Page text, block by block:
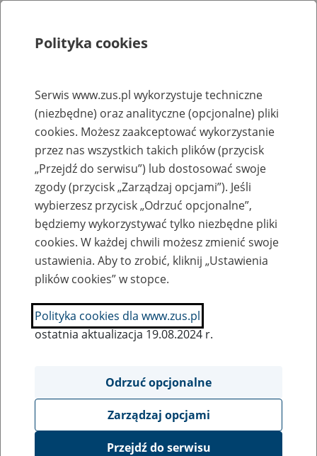
Rejestry, ewidencje i archiwa
Baza zlikwidowanych lub
przekształconych zakładów pracy
Nazwa zakładu pracy:
SZUKAJ
Ukryj wszystkie pozycje bazy
Polityka cookies
Serwis www.zus.pl wykorzystuje techniczne
(niezbędne) oraz analityczne (opcjonalne) pliki
cookies. Możesz zaakceptować wykorzystanie
przez nas wszystkich takich plików (przycisk
„Przejdź do serwisu”) lub dostosować swoje
zgody (przycisk „Zarządzaj opcjami”). Jeśli
wybierzesz przycisk „Odrzuć opcjonalne”,
będziemy wykorzystywać tylko niezbędne pliki
cookies. W każdej chwili możesz zmienić swoje
ustawienia. Aby to zrobić, kliknij „Ustawienia
plików cookies” w stopce.
Polityka cookies dla www.zus.pl
ostatnia aktualizacja 19.08.2024 r.
Odrzuć opcjonalne
Zarządzaj opcjami
Przejdź do serwisu